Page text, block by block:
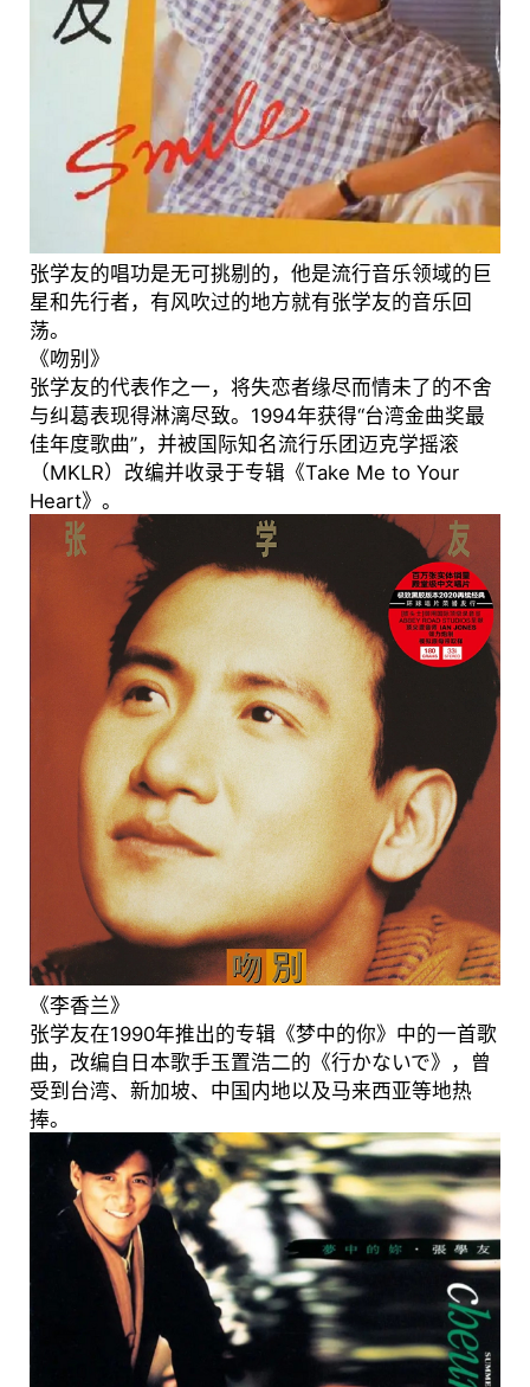
张学友的唱功是无可挑剔的，他是流行音乐领域的巨
星和先行者，有风吹过的地方就有张学友的音乐回
荡。
《吻别》
张学友的代表作之一，将失恋者缘尽而情未了的不舍
与纠葛表现得淋漓尽致。1994年获得“台湾金曲奖最
佳年度歌曲”，并被国际知名流行乐团迈克学摇滚
（MKLR）改编并收录于专辑《Take Me to Your
Heart》。
《李香兰》
张学友在1990年推出的专辑《梦中的你》中的一首歌
曲，改编自日本歌手玉置浩二的《行かないで》，曾
受到台湾、新加坡、中国内地以及马来西亚等地热
捧。